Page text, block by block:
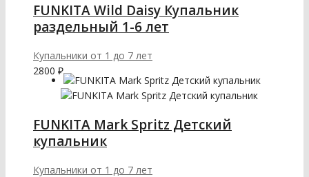
FUNKITA Wild Daisy Купальник
раздельный 1-6 лет
Купальники от 1 до 7 лет
2800 ₽
FUNKITA Mark Spritz Детский
купальник
Купальники от 1 до 7 лет